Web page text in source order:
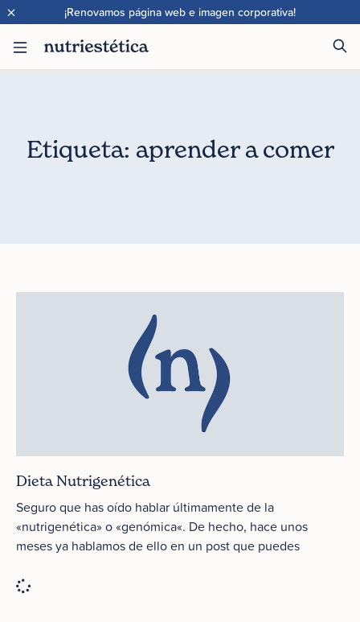
¡Renovamos página web e imagen corporativa!
×
Etiqueta: aprender a comer
Dieta Nutrigenética
Seguro que has oído hablar últimamente de la
«nutrigenética» o «genómica«. De hecho, hace unos
meses ya hablamos de ello en un post que puedes